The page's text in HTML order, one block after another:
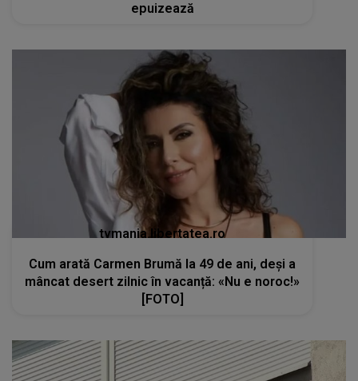
epuizează
tvmania.libertatea.ro
Cum arată Carmen Brumă la 49 de ani, deși a
mâncat desert zilnic în vacanță: «Nu e noroc!»
[FOTO]